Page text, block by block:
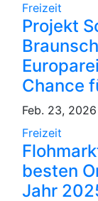
Freizeit
Projekt
Chance
Feb. 23, 2026
Freizeit
besten
Jahr